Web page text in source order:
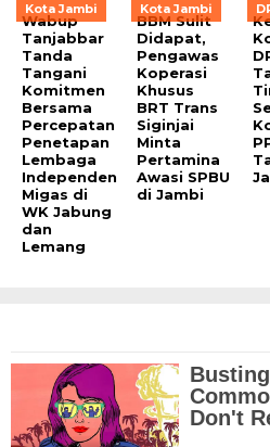
Kota Jambi
Wabup
Tanjabbar
Tanda
Tangani
Komitmen
Bersama
Percepatan
Penetapan
Lembaga
Independen
Migas di
WK Jabung
dan
Lemang
Kota Jambi
BBM Sulit
Didapat,
Pengawas
Koperasi
Khusus
BRT Trans
Siginjai
Minta
Pertamina
Awasi SPBU
di Jambi